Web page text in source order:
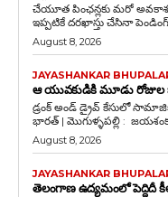
చేయూత పింఛన్లకు మరో
ఇప్పటికే దరఖాస్తు చేసినా
August 8, 2026
JAYASHANKAR
ఆ యువకుడికి మూడు రోజుల
డ్రంక్‌ అండ్‌ డ్రైవ్‌ కేసులో సామాజిక సేవకు గైర్హాజరు..
భారత్ |
August 8, 2026
JAYASHANKAR
తెలంగాణ ఉద్యమంలో పెద్దిదీ